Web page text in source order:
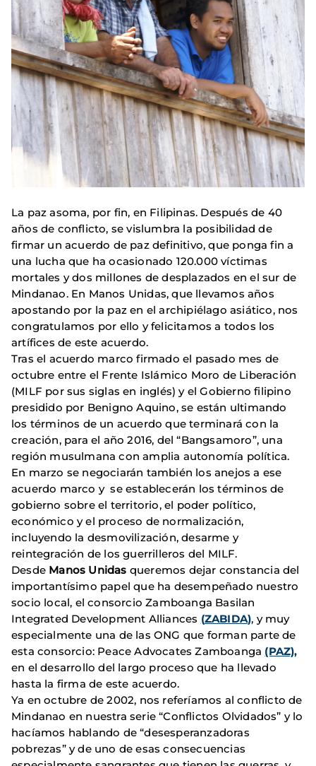
La paz asoma, por fin, en Filipinas. Después de 40
años de conflicto, se vislumbra la posibilidad de
firmar un acuerdo de paz definitivo, que ponga fin a
una lucha que ha ocasionado 120.000 víctimas
mortales y dos millones de desplazados en el sur de
Mindanao. En Manos Unidas, que llevamos años
apostando por la paz en el archipiélago asiático, nos
congratulamos por ello y felicitamos a todos los
artífices de este acuerdo.
Tras el acuerdo marco firmado el pasado mes de
octubre entre el Frente Islámico Moro de Liberación
(MILF por sus siglas en inglés) y el Gobierno filipino
presidido por Benigno Aquino, se están ultimando
los términos de un acuerdo que terminará con la
creación, para el año 2016, del “Bangsamoro”, una
región musulmana con amplia autonomía política.
En marzo se negociarán también los anejos a ese
acuerdo marco y se establecerán los términos de
gobierno sobre el territorio, el poder político,
económico y el proceso de normalización,
incluyendo la desmovilización, desarme y
reintegración de los guerrilleros del MILF.
Desde Manos Unidas queremos dejar constancia del
importantísimo papel que ha desempeñado nuestro
socio local, el consorcio Zamboanga Basilan
Integrated Development Alliances (ZABIDA), y muy
especialmente una de las ONG que forman parte de
esta consorcio: Peace Advocates Zamboanga (PAZ),
en el desarrollo del largo proceso que ha llevado
hasta la firma de este acuerdo.
Ya en octubre de 2002, nos referíamos al conflicto de
Mindanao en nuestra serie “Conflictos Olvidados” y lo
hacíamos hablando de “desesperanzadoras
pobrezas” y de uno de esas consecuencias